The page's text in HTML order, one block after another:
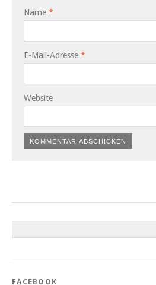
Name *
E-Mail-Adresse *
Website
FACEBOOK